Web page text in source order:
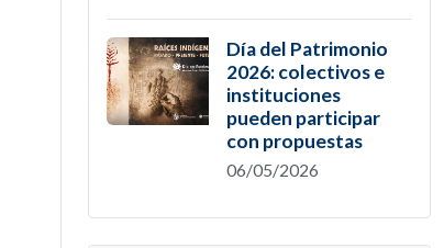
Día del Patrimonio
2026: colectivos e
instituciones
pueden participar
con propuestas
06/05/2026